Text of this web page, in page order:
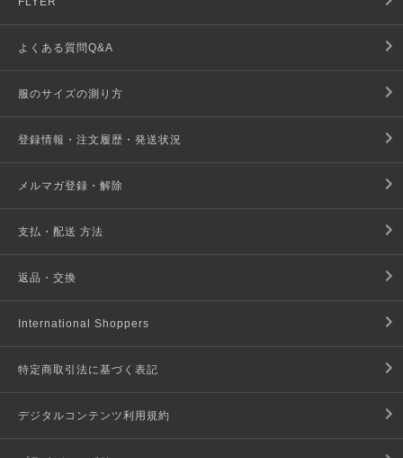
よくある質問Q&A
服のサイズの測り方
登録情報・注文履歴・発送状況
メルマガ登録・解除
支払・配送 方法
返品・交換
International Shoppers
特定商取引法に基づく表記
デジタルコンテンツ利用規約